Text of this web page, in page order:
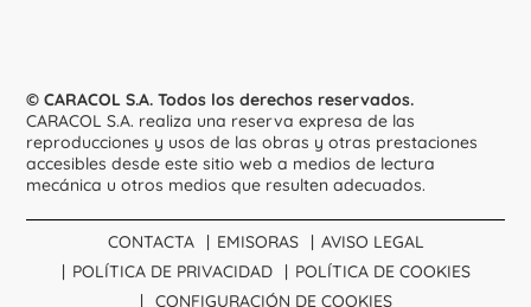
© CARACOL S.A. Todos los derechos reservados.
CARACOL S.A. realiza una reserva expresa de las
reproducciones y usos de las obras y otras prestaciones
accesibles desde este sitio web a medios de lectura
mecánica u otros medios que resulten adecuados.
CONTACTA EMISORAS
AVISO LEGAL
POLÍTICA DE PRIVACIDAD
POLÍTICA DE COOKIES
CONFIGURACIÓN DE COOKIES